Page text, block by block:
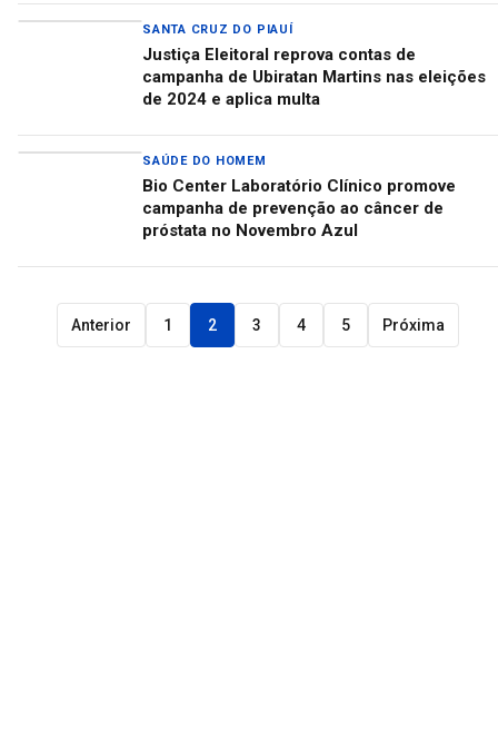
SANTA CRUZ DO PIAUÍ
Justiça Eleitoral reprova contas de
campanha de Ubiratan Martins nas eleições
de 2024 e aplica multa
SAÚDE DO HOMEM
Bio Center Laboratório Clínico promove
campanha de prevenção ao câncer de
próstata no Novembro Azul
Anterior 1 2 3 4 5 Próxima